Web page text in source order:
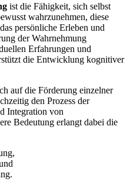
ist die Fähigkeit, sich selbst
wahrzunehmen, diese
persönliche Erleben und
der Wahrnehmung
Erfahrungen und
die Entwicklung kognitiver
auf die Förderung einzelner
den Prozess der
Integration von
Bedeutung erlangt dabei die